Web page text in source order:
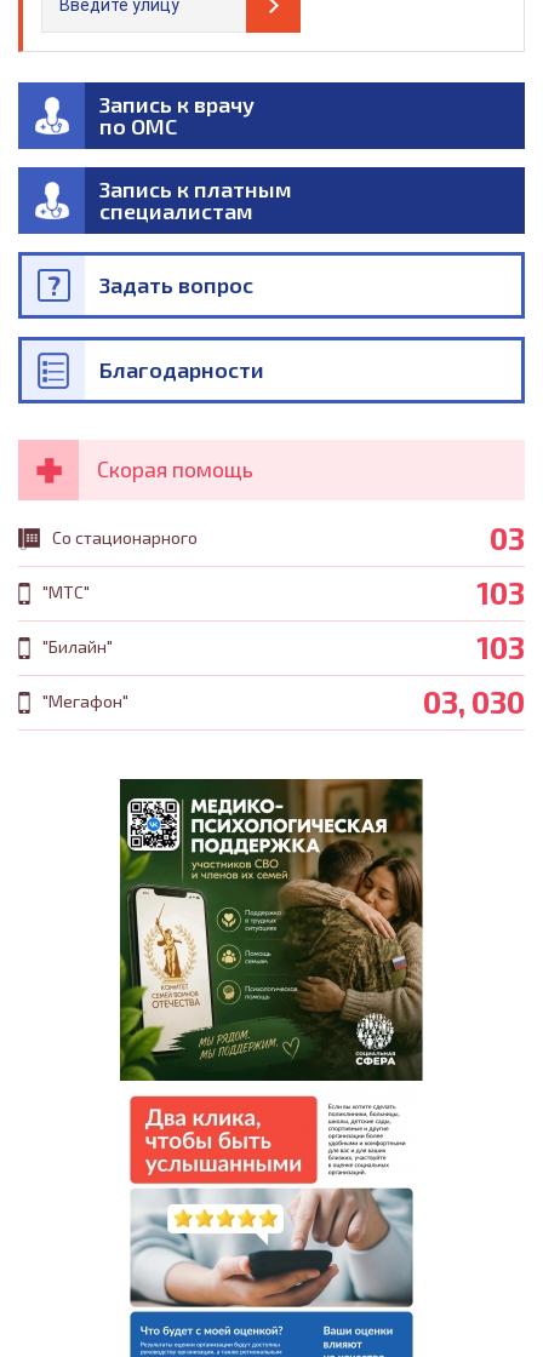
Запись к врачу
по ОМС
Запись к платным
специалистам
Задать вопрос
Благодарности
Скорая помощь
Со стационарного 03
"МТС" 103
"Билайн" 103
"Мегафон" 03, 030